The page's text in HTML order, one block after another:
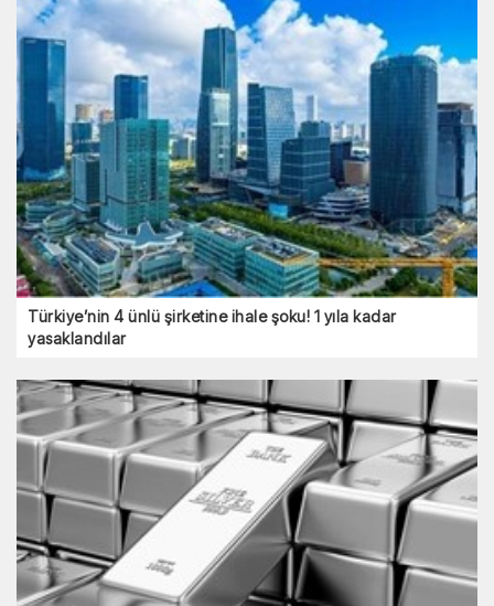
Türkiye’nin 4 ünlü şirketine ihale şoku! 1 yıla kadar
yasaklandılar